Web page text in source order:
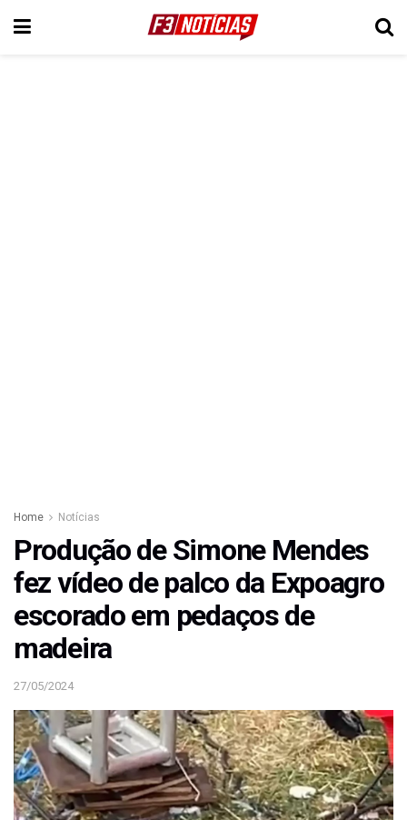
Home Notícias
Produção de Simone Mendes
fez vídeo de palco da Expoagro
escorado em pedaços de
madeira
27/05/2024